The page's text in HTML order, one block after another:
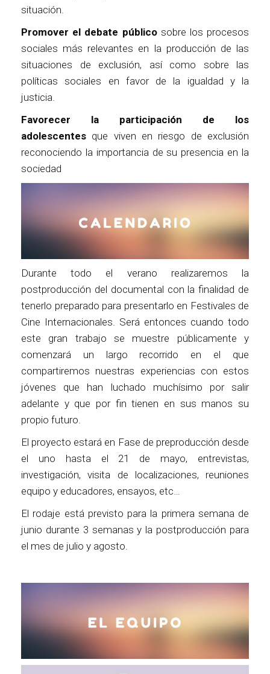
situación.
Promover el debate públicosobre los procesos
sociales más relevantes en la producción de las
situaciones de exclusión, así como sobre las
políticas sociales en favor de la igualdad y la
justicia.
Favorecer la participación de los
adolescentes que viven en riesgo de exclusión
reconociendo la importancia de su presencia en la
sociedad
Durante todo el verano realizaremos la
postproducción del documental con la finalidad de
tenerlo preparado para presentarlo en Festivales de
Cine Internacionales. Será entonces cuando todo
este gran trabajo se muestre públicamente y
comenzará un largo recorrido en el que
compartiremos nuestras experiencias con estos
jóvenes que han luchado muchísimo por salir
adelante y que por fin tienen en sus manos su
propio futuro.
El proyecto estará en Fase de preproducción desde
el uno hasta el 21 de mayo, entrevistas,
investigación, visita de localizaciones, reuniones
equipo y educadores, ensayos, etc…
El rodaje está previsto para la primera semana de
junio durante 3 semanas y la postproducción para
el mes de julio y agosto.